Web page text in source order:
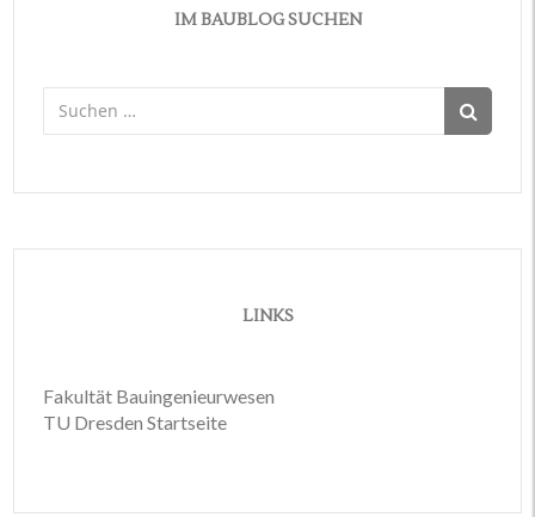
IM BAUBLOG SUCHEN
Suchen
nach:
LINKS
Fakultät Bauingenieurwesen
TU Dresden Startseite